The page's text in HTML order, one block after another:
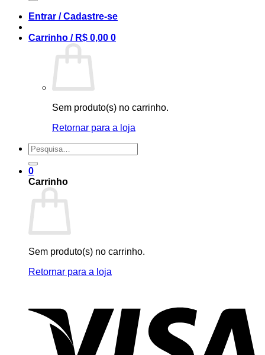
Entrar / Cadastre-se
Carrinho / R$ 0,00 0
Sem produto(s) no carrinho.
Retornar para a loja
Pesquisar
por:
0
Carrinho
Sem produto(s) no carrinho.
Retornar para a loja